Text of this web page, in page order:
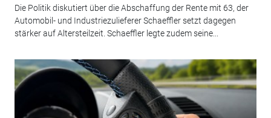
Die Politik diskutiert über die Abschaffung der Rente mit 63, der
Automobil- und Industriezulieferer Schaeffler setzt dagegen
stärker auf Altersteilzeit. Schaeffler legte zudem seine...